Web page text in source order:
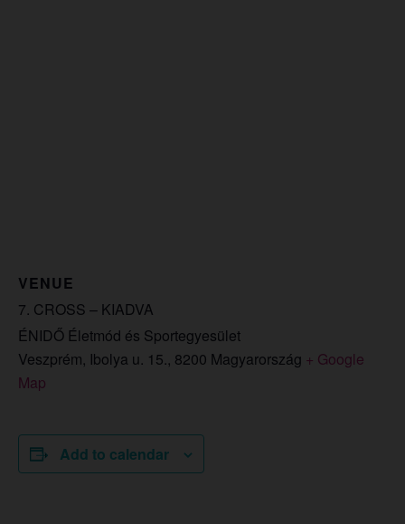
VENUE
7. CROSS – KIADVA
ÉNIDŐ Életmód és Sportegyesület
Veszprém, Ibolya u. 15., 8200 Magyarország + Google
Map
Add to calendar